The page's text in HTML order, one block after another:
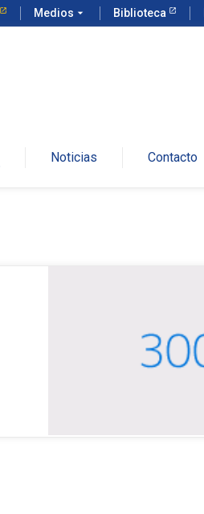
Medios arrow_drop_down Biblioteca
Noticias Contacto